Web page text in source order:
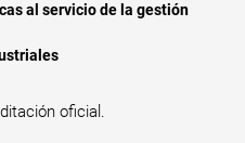
al servicio de la gestión
oficial.